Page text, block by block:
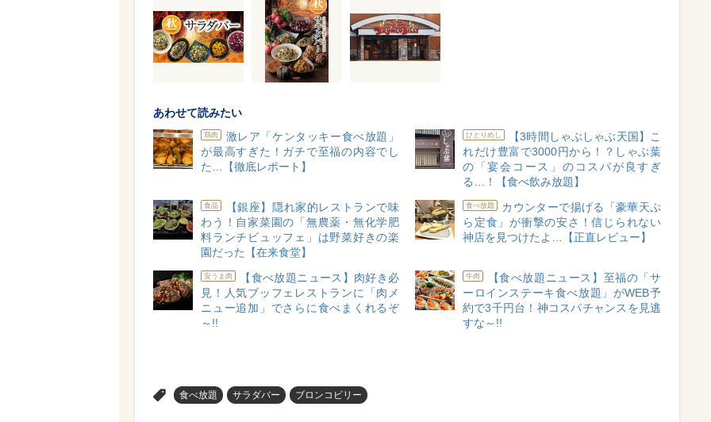
あわせて読みたい
鶏肉
激レア「ケンタッキー食べ放題」
が最高すぎた！ガチで至福の内容でし
た…【徹底レポート】
ひとりめし
【3時間しゃぶしゃぶ天国】こ
れだけ豊富で3000円から！？しゃぶ葉
の「宴会コース」のコスパが良すぎ
る…！【食べ飲み放題】
食品
【銀座】隠れ家的レストランで味
わう！自家菜園の「無農薬・無化学肥
料ランチビュッフェ」は野菜好きの楽
園だった【在来食堂】
食べ放題
カウンターで揚げる「豪華天ぷ
ら定食」が衝撃の安さ！信じられない
神店を見つけたよ…【正直レビュー】
安うま肉
【食べ放題ニュース】肉好き必
見！人気ブッフェレストランに「肉メ
ニュー追加」でさらに食べまくれるぞ
～!!
牛肉
【食べ放題ニュース】至福の「サ
ーロインステーキ食べ放題」がWEB予
約で3千円台！神コスパチャンスを見逃
すな～!!
食べ放題 サラダバー ブロンコビリー